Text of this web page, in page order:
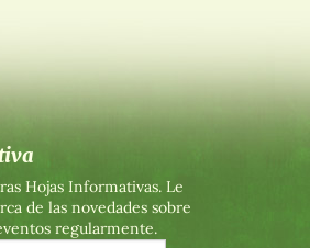
Hojas Informativas. Le
de las novedades sobre
regularmente.